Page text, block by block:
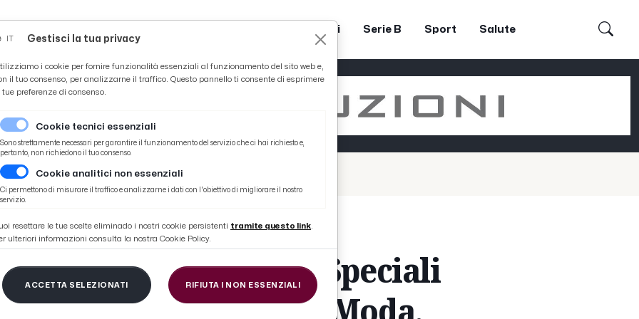
Coppa Teodori Serie B Sport Salute
di Camera Marche per Moda, Agroalimentare e Mobile-Meccanica
delle tre Aziende Speciali
Camera Marche per Moda,
Gestisci la tua privacy
i cookie per fornire funzionalità essenziali al funzionamento del sito web e,
il tuo consenso, per analizzarne il traffico. Questo pannello ti consente di esprimere
tue preferenze di consenso.
Cookie tecnici essenziali
Sono strettamente necessari per garantire il funzionamento del servizio che ci hai richiesto e,
pertanto, non richiedono il tuo consenso.
Cookie analitici non essenziali
Ci permettono di misurare il traffico e analizzarne i dati con l'obiettivo di migliorare il nostro
servizio.
resettare le tue scelte eliminado i nostri cookie persistenti tramite questo link.
ulteriori informazioni consulta la nostra Cookie Policy.
ACCETTA SELEZIONATI RIFIUTA I NON ESSENZIALI